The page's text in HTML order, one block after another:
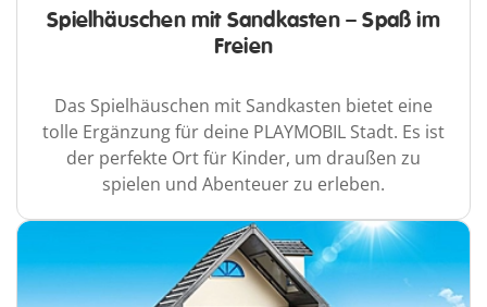
Spielhäuschen mit Sandkasten – Spaß im
Freien
Das Spielhäuschen mit Sandkasten bietet eine
tolle Ergänzung für deine PLAYMOBIL Stadt. Es ist
der perfekte Ort für Kinder, um draußen zu
spielen und Abenteuer zu erleben.